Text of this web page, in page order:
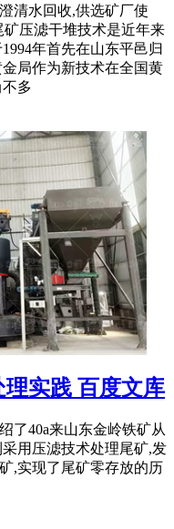
清水回收,供选矿厂使
矿压滤干堆技术是近年来
年首先在山东平邑归
局作为新技术在全国黄
多
实践 百度文库
了40a来山东金岭铁矿从
用压滤技术处理尾矿,发
,实现了尾矿零存放的历